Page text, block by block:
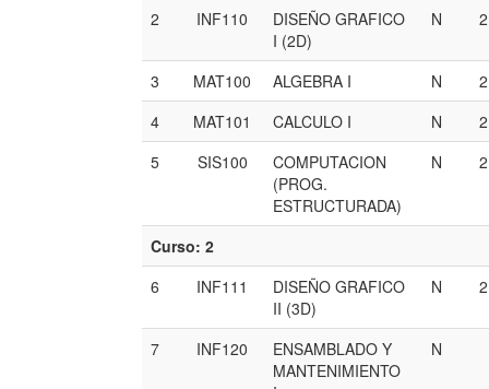
2
INF110
DISEÑO GRAFICO
I (2D)
N
3 MAT100 ALGEBRA I N
4
MAT101 CALCULO I N
5
SIS100
COMPUTACION
(PROG.
ESTRUCTURADA)
N
Curso: 2
6
INF111
DISEÑO GRAFICO
II (3D)
N
7 INF120
ENSAMBLADO Y
MANTENIMIENTO
N